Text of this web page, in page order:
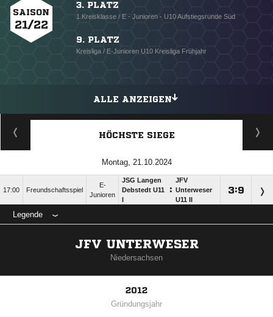
SAISON
21/22
3. PLATZ
1.Kreisklasse / E - Junioren - U10 Aufstiegsrunde Süd
9. PLATZ
Kreisliga / E-Junioren U10 Kreisliga Frühjahr
ALLE ANZEIGEN
HÖCHSTE SIEGE
Montag, 21.10.2024
17:00 Freundschaftsspiel
E-
Junioren
JSG Langen
Debstedt U11
:
JFV
Unterweser
U11 II
:
Legende
JFV UNTERWESER
Niedersachsen
2012
Gründungsjahr